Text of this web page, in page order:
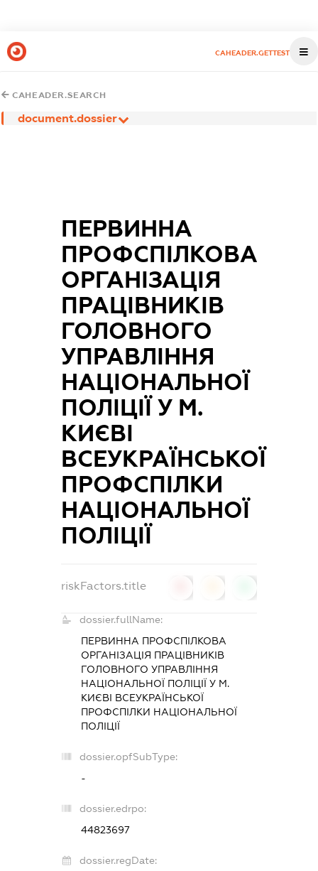
CAHEADER.GETTEST
CAHEADER.SEARCH
document.dossier
ПЕРВИННА
ПРОФСПІЛКОВА
ОРГАНІЗАЦІЯ
ПРАЦІВНИКІВ
ГОЛОВНОГО
УПРАВЛІННЯ
НАЦІОНАЛЬНОЇ
ПОЛІЦІЇ У М.
КИЄВІ
ВСЕУКРАЇНСЬКОЇ
ПРОФСПІЛКИ
НАЦІОНАЛЬНОЇ
ПОЛІЦІЇ
riskFactors.title
dossier.fullName:
ПЕРВИННА ПРОФСПІЛКОВА
ОРГАНІЗАЦІЯ ПРАЦІВНИКІВ
ГОЛОВНОГО УПРАВЛІННЯ
НАЦІОНАЛЬНОЇ ПОЛІЦІЇ У М.
КИЄВІ ВСЕУКРАЇНСЬКОЇ
ПРОФСПІЛКИ НАЦІОНАЛЬНОЇ
ПОЛІЦІЇ
dossier.opfSubType:
-
dossier.edrpo:
44823697
dossier.regDate: